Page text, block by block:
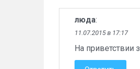
люда:
11.07.2015 в 17:17
На приветствии